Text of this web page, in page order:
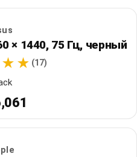
× 1440, 75 Гц, черный
(17)